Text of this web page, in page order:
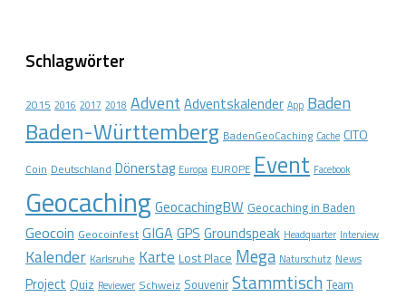
Schlagwörter
2015 2016 2017 2018 Advent Adventskalender App Baden
Baden-Württemberg BadenGeoCaching Cache CITO
Coin Deutschland Dönerstag Europa EUROPE Event Facebook
Geocaching GeocachingBW Geocaching in Baden
Geocoin Geocoinfest GIGA GPS Groundspeak Headquarter Interview
Kalender Karlsruhe Karte Lost Place Mega Naturschutz News
Project Quiz Reviewer Schweiz Souvenir Stammtisch Team